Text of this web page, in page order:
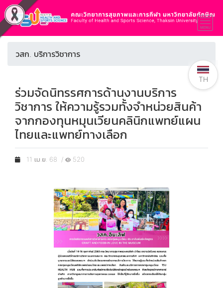
วสก. บริการวิชาการ
ร่วมจัดนิทรรศการด้านงานบริการ
วิชาการ ให้ความรู้รวมทั้งจำหน่วยสินค้า
จากกองทุนหมุนเวียนคลินิกแพทย์แผน
ไทยและแพทย์ทางเลือก
11 เม.ย. 68 / 520
TH